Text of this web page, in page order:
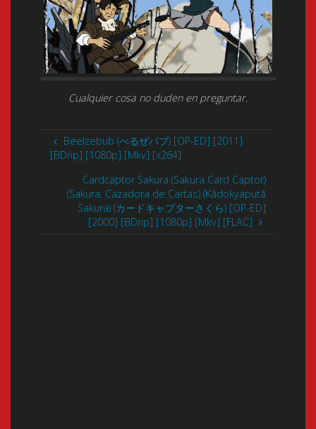
Cualquier cosa no duden en preguntar.
Beelzebub (べるぜバブ) [OP-ED] [2011]
[BDrip] [1080p] [Mkv] [x264]
Cardcaptor Sakura (Sakura Card Captor)
(Sakura, Cazadora de Cartas) (Kādokyaputā
Sakura) (カードキャプターさくら) [OP-ED]
[2000] [BDrip] [1080p] [Mkv] [FLAC]